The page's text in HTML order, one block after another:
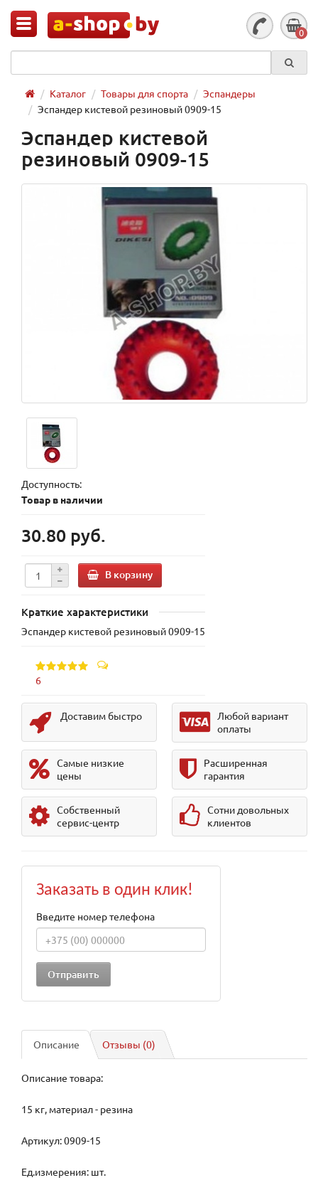
0
Каталог Товары для спорта
Эспандеры
Эспандер кистевой резиновый 0909-15
Эспандер кистевой
резиновый 0909-15
Доступность:
Товар в наличии
30.80 руб.
В корзину
Краткие характеристики
Эспандер кистевой резиновый 0909-15
6
Доставим быстро
Любой вариант
оплаты
Самые низкие
цены
Расширенная
гарантия
Собственный
сервис-центр
Сотни довольных
клиентов
Заказать в один клик!
Введите номер телефона
Описание Отзывы (0)
Описание товара:
15 кг, материал - резина
Артикул: 0909-15
Ед.измерения: шт.